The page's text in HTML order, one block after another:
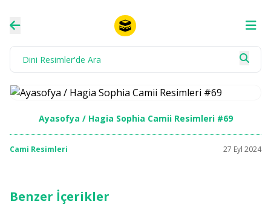
Ayasofya / Hagia Sophia Camii Resimleri #69
Cami Resimleri 27 Eyl 2024
Benzer İçerikler